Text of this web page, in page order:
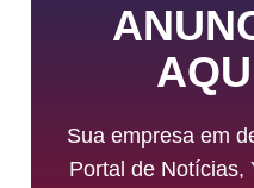
Sua empresa em
Portal de Notícias,